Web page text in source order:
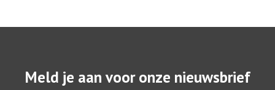
Meld je aan voor onze nieuwsbrief